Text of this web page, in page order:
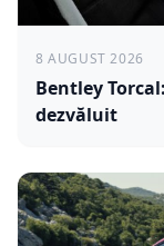
8 AUGUST 2026
Bentley
dezvăluit